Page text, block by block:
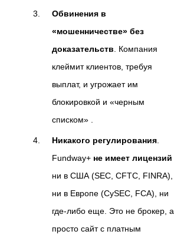
Обвинения в
«мошенничестве» без
доказательств . Компания
клеймит клиентов, требуя
выплат, и угрожает им
блокировкой и «черным
списком» .
Никакого регулирования
Fundway+ не имеет лицензий
ни в США (SEC, CFTC, FINRA),
ни в Европе (CySEC, FCA), ни
где-либо еще. Это не брокер, а
просто сайт с платным